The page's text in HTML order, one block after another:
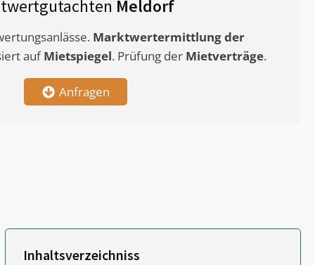
Meldorf
Marktwertermittlungder
aufMietspiegel. Prüfung der Mietverträge.
Anfragen
Inhaltsverzeichniss